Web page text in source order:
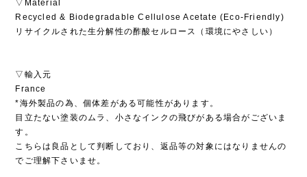
▽Material
Recycled & Biodegradable Cellulose Acetate (Eco-Friendly)
リサイクルされた生分解性の酢酸セルロース（環境にやさしい）
▽輸入元
France
*海外製品の為、個体差がある可能性があります。
目立たない塗装のムラ、小さなインクの飛びがある場合がございま
す。
こちらは良品として判断しており、返品等の対象にはなりませんの
でご理解下さいませ。